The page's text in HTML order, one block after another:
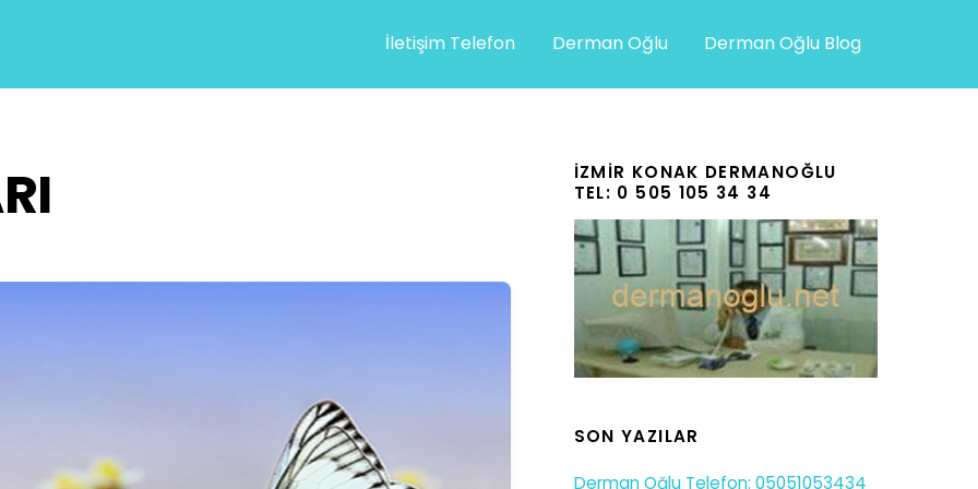
İletişim Telefon Derman Oğlu Derman Oğlu Blog
İZMIR KONAK DERMANOĞLU
TEL: 0 505 105 34 34
SON YAZILAR
Derman Oğlu Telefon: 05051053434